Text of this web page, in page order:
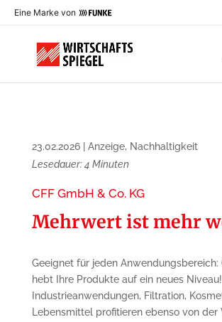
Eine Marke von
23.02.2026| Anzeige, Nachhaltigkeit
Lesedauer: 4 Minuten
CFF GmbH & Co. KG
Mehrwert ist mehr
Geeignet für jeden Anwendungsbereich:
hebt Ihre Produkte auf ein neues Niveau!
Industrieanwendungen, Filtration,
Lebensmittel profitieren ebenso von der